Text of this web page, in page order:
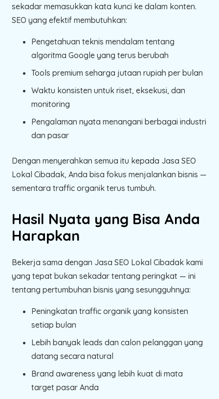
sekadar memasukkan kata kunci ke dalam konten.
SEO yang efektif membutuhkan:
Pengetahuan teknis mendalam tentang
algoritma Google yang terus berubah
Tools premium seharga jutaan rupiah per bulan
Waktu konsisten untuk riset, eksekusi, dan
monitoring
Pengalaman nyata menangani berbagai industri
dan pasar
Dengan menyerahkan semua itu kepada Jasa SEO
Lokal Cibadak, Anda bisa fokus menjalankan bisnis —
sementara traffic organik terus tumbuh.
Hasil Nyata yang Bisa Anda
Harapkan
Bekerja sama dengan Jasa SEO Lokal Cibadak kami
yang tepat bukan sekadar tentang peringkat — ini
tentang pertumbuhan bisnis yang sesungguhnya:
Peningkatan traffic organik yang konsisten
setiap bulan
Lebih banyak leads dan calon pelanggan yang
datang secara natural
Brand awareness yang lebih kuat di mata
target pasar Anda